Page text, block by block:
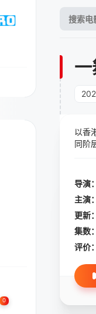
0
以香
同阶
导演：
主演：
更新：
集数：
评价：